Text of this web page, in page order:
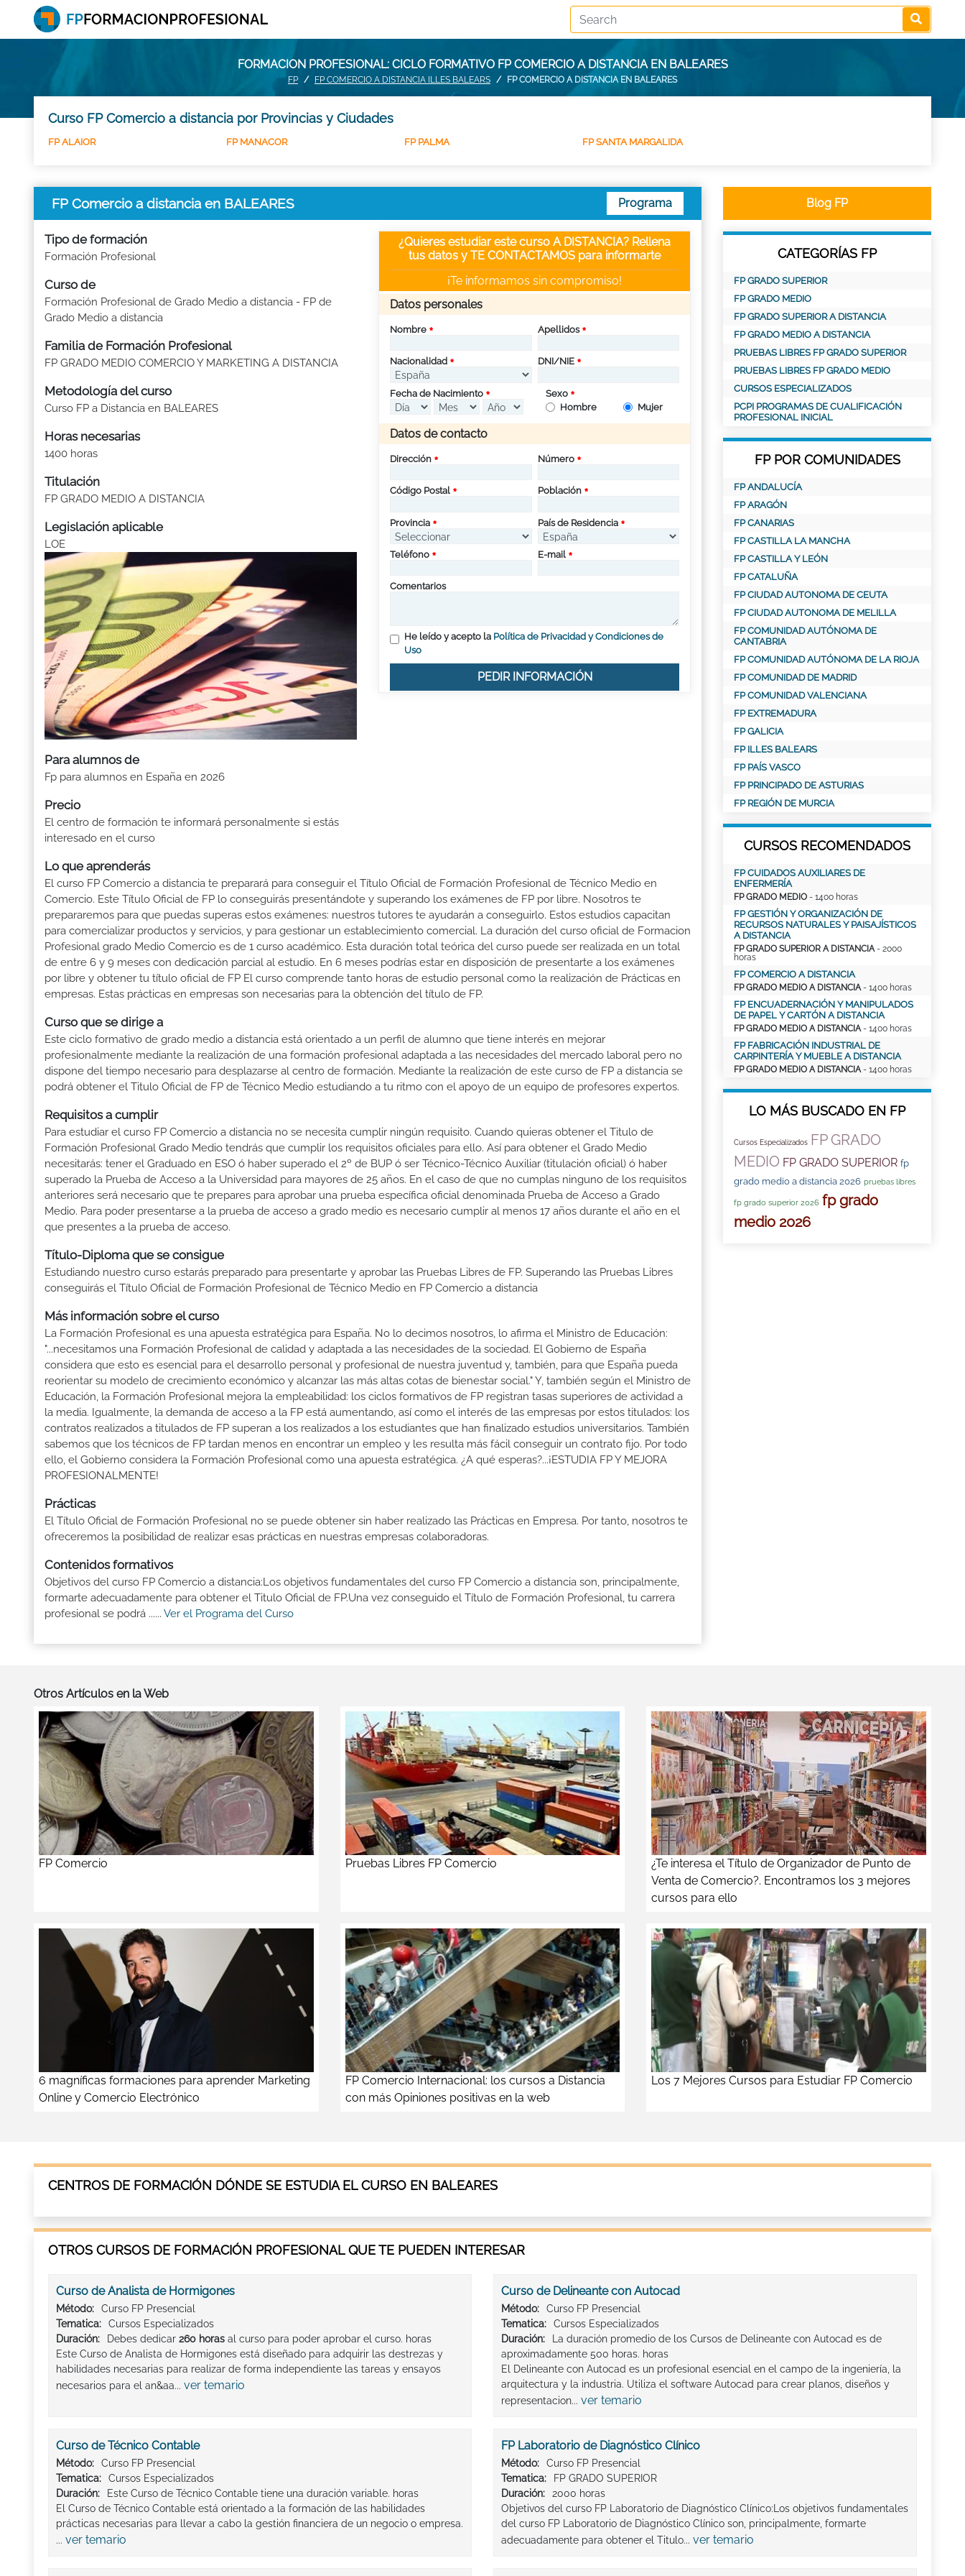
FORMACION PROFESIONAL: CICLO FORMATIVO FP COMERCIO A DISTANCIA EN BALEARES
FP FP COMERCIO A DISTANCIA ILLES BALEARS FP COMERCIO A DISTANCIA EN BALEARES
Curso FP Comercio a distancia por Provincias y Ciudades
FP ALAIOR FP MANACOR FP PALMA FP SANTA MARGALIDA
FP Comercio a distancia en BALEARES Programa
Tipo de formación
Formación Profesional
Curso de
Formación Profesional de Grado Medio a distancia - FP de
Grado Medio a distancia
Familia de Formación Profesional
FP GRADO MEDIO COMERCIO Y MARKETING A DISTANCIA
Metodología del curso
Curso FP a Distancia en BALEARES
Horas necesarias
1400 horas
Titulación
FP GRADO MEDIO A DISTANCIA
Legislación aplicable
LOE
Para alumnos de
Fp para alumnos en España en 2026
Precio
El centro de formación te informará personalmente si estás
interesado en el curso
¿Quieres estudiar este curso A DISTANCIA? Rellena
tus datos y TE CONTACTAMOS para informarte
¡Te informamos sin compromiso!
Datos personales
Nombre Apellidos
Nacionalidad DNI/NIE
Fecha de Nacimiento
Sexo
Hombre
Mujer
Datos de contacto
Dirección Número
Código Postal Población
Provincia País de Residencia
Teléfono E-mail
Comentarios
He leído y acepto la Política de Privacidad y Condiciones de
Uso
PEDIR INFORMACIÓN
Lo que aprenderás
El curso FP Comercio a distancia te preparará para conseguir el Título Oficial de Formación Profesional de Técnico Medio en
Comercio. Este Título Oficial de FP lo conseguirás presentándote y superando los exámenes de FP por libre. Nosotros te
prepararemos para que puedas superas estos exámenes: nuestros tutores te ayudarán a conseguirlo. Estos estudios capacitan
para comercializar productos y servicios, y para gestionar un establecimiento comercial. La duración del curso oficial de Formacion
Profesional grado Medio Comercio es de 1 curso académico. Esta duración total teórica del curso puede ser realizada en un total
de entre 6 y 9 meses con dedicación parcial al estudio. En 6 meses podrías estar en disposición de presentarte a los exámenes
por libre y obtener tu título oficial de FP El curso comprende tanto horas de estudio personal como la realización de Prácticas en
empresas. Estas prácticas en empresas son necesarias para la obtención del título de FP.
Curso que se dirige a
Este ciclo formativo de grado medio a distancia está orientado a un perfil de alumno que tiene interés en mejorar
profesionalmente mediante la realización de una formación profesional adaptada a las necesidades del mercado laboral pero no
dispone del tiempo necesario para desplazarse al centro de formación. Mediante la realización de este curso de FP a distancia se
podrá obtener el Titulo Oficial de FP de Técnico Medio estudiando a tu ritmo con el apoyo de un equipo de profesores expertos.
Requisitos a cumplir
Para estudiar el curso FP Comercio a distancia no se necesita cumplir ningún requisito. Cuando quieras obtener el Titulo de
Formación Profesional Grado Medio tendrás que cumplir los requisitos oficiales para ello. Así para obtener el Grado Medio
necesitarás: tener el Graduado en ESO ó haber superado el 2º de BUP ó ser Técnico-Técnico Auxiliar (titulación oficial) ó haber
superado la Prueba de Acceso a la Universidad para mayores de 25 años. En el caso de que no cumplas ninguno de los requisitos
anteriores será necesario que te prepares para aprobar una prueba específica oficial denominada Prueba de Acceso a Grado
Medio. Para poder presentarse a la prueba de acceso a grado medio es necesario cumplir al menos 17 años durante el año en el
que presentes a la prueba de acceso.
Título-Diploma que se consigue
Estudiando nuestro curso estarás preparado para presentarte y aprobar las Pruebas Libres de FP. Superando las Pruebas Libres
conseguirás el Título Oficial de Formación Profesional de Técnico Medio en FP Comercio a distancia
Más información sobre el curso
La Formación Profesional es una apuesta estratégica para España. No lo decimos nosotros, lo afirma el Ministro de Educación:
"...necesitamos una Formación Profesional de calidad y adaptada a las necesidades de la sociedad. El Gobierno de España
considera que esto es esencial para el desarrollo personal y profesional de nuestra juventud y, también, para que España pueda
reorientar su modelo de crecimiento económico y alcanzar las más altas cotas de bienestar social." Y, también según el Ministro de
Educación, la Formación Profesional mejora la empleabilidad: los ciclos formativos de FP registran tasas superiores de actividad a
la media. Igualmente, la demanda de acceso a la FP está aumentando, así como el interés de las empresas por estos titulados: los
contratos realizados a titulados de FP superan a los realizados a los estudiantes que han finalizado estudios universitarios. También
sabemos que los técnicos de FP tardan menos en encontrar un empleo y les resulta más fácil conseguir un contrato fijo. Por todo
ello, el Gobierno considera la Formación Profesional como una apuesta estratégica. ¿A qué esperas?...¡ESTUDIA FP Y MEJORA
PROFESIONALMENTE!
Prácticas
El Título Oficial de Formación Profesional no se puede obtener sin haber realizado las Prácticas en Empresa. Por tanto, nosotros te
ofreceremos la posibilidad de realizar esas prácticas en nuestras empresas colaboradoras.
Contenidos formativos
Objetivos del curso FP Comercio a distancia:Los objetivos fundamentales del curso FP Comercio a distancia son, principalmente,
formarte adecuadamente para obtener el Titulo Oficial de FP.Una vez conseguido el Título de Formación Profesional, tu carrera
profesional se podrá ...... Ver el Programa del Curso
Blog FP
CATEGORÍAS FP
FP GRADO SUPERIOR
FP GRADO MEDIO
FP GRADO SUPERIOR A DISTANCIA
FP GRADO MEDIO A DISTANCIA
PRUEBAS LIBRES FP GRADO SUPERIOR
PRUEBAS LIBRES FP GRADO MEDIO
CURSOS ESPECIALIZADOS
PCPI PROGRAMAS DE CUALIFICACIÓN
PROFESIONAL INICIAL
FP POR COMUNIDADES
FP ANDALUCÍA
FP ARAGÓN
FP CANARIAS
FP CASTILLA LA MANCHA
FP CASTILLA Y LEÓN
FP CATALUÑA
FP CIUDAD AUTONOMA DE CEUTA
FP CIUDAD AUTONOMA DE MELILLA
FP COMUNIDAD AUTÓNOMA DE
CANTABRIA
FP COMUNIDAD AUTÓNOMA DE LA RIOJA
FP COMUNIDAD DE MADRID
FP COMUNIDAD VALENCIANA
FP EXTREMADURA
FP GALICIA
FP ILLES BALEARS
FP PAÍS VASCO
FP PRINCIPADO DE ASTURIAS
FP REGIÓN DE MURCIA
CURSOS RECOMENDADOS
FP CUIDADOS AUXILIARES DE
ENFERMERÍA
FP GRADO MEDIO - 1400 horas
FP GESTIÓN Y ORGANIZACIÓN DE
RECURSOS NATURALES Y PAISAJÍSTICOS
A DISTANCIA
FP GRADO SUPERIOR A DISTANCIA- 2000
horas
FP COMERCIO A DISTANCIA
FP GRADO MEDIO A DISTANCIA- 1400 horas
FP ENCUADERNACIÓN Y MANIPULADOS
DE PAPEL Y CARTÓN A DISTANCIA
FP GRADO MEDIO A DISTANCIA- 1400 horas
FP FABRICACIÓN INDUSTRIAL DE
CARPINTERÍA Y MUEBLE A DISTANCIA
FP GRADO MEDIO A DISTANCIA- 1400 horas
LO MÁS BUSCADO EN FP
Cursos Especializados FP GRADO
MEDIO FP GRADO SUPERIOR fp
grado medio a distancia 2026 pruebas libres
fp grado superior 2026 fp grado
medio 2026
Otros Artículos en la Web
FP Comercio Pruebas Libres FP Comercio
¿Te interesa el Título de Organizador de Punto de
Venta de Comercio?. Encontramos los 3 mejores
cursos para ello
6 magníficas formaciones para aprender Marketing
Online y Comercio Electrónico
FP Comercio Internacional: los cursos a Distancia
con más Opiniones positivas en la web
Los 7 Mejores Cursos para Estudiar FP Comercio
CENTROS DE FORMACIÓN DÓNDE SE ESTUDIA EL CURSO EN BALEARES
OTROS CURSOS DE FORMACIÓN PROFESIONAL QUE TE PUEDEN INTERESAR
Curso de Analista de Hormigones
Método:
Curso FP Presencial
Tematica:
Cursos Especializados
Duración:
Debes dedicar 260 horas al curso para poder aprobar el curso. horas
Este Curso de Analista de Hormigones está diseñado para adquirir las destrezas y
habilidades necesarias para realizar de forma independiente las tareas y ensayos
necesarios para el an&aa... ver temario
Curso de Delineante con Autocad
Método:
Curso FP Presencial
Tematica:
Cursos Especializados
Duración:
La duración promedio de los Cursos de Delineante con Autocad es de
aproximadamente 500 horas. horas
El Delineante con Autocad es un profesional esencial en el campo de la ingeniería, la
arquitectura y la industria. Utiliza el software Autocad para crear planos, diseños y
representacion... ver temario
Curso de Técnico Contable
Método:
Curso FP Presencial
Tematica:
Cursos Especializados
Duración:
Este Curso de Técnico Contable tiene una duración variable. horas
El Curso de Técnico Contable está orientado a la formación de las habilidades
prácticas necesarias para llevar a cabo la gestión financiera de un negocio o empresa.
... ver temario
FP Laboratorio de Diagnóstico Clínico
Método:
Curso FP Presencial
Tematica:
FP GRADO SUPERIOR
Duración:
2000 horas
Objetivos del curso FP Laboratorio de Diagnóstico Clínico:Los objetivos fundamentales
del curso FP Laboratorio de Diagnóstico Clínico son, principalmente, formarte
adecuadamente para obtener el Titulo... ver temario